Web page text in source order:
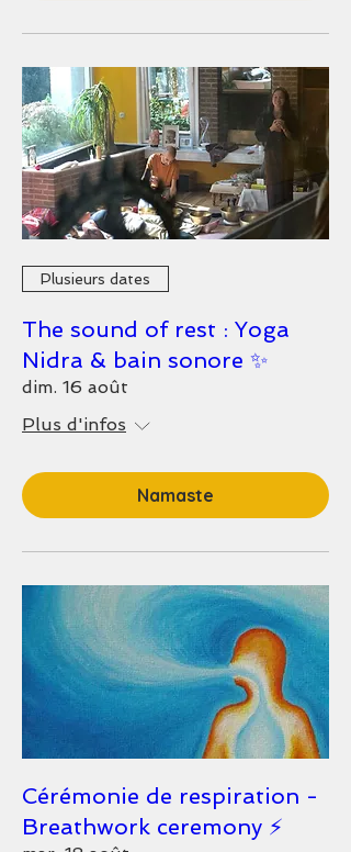
Plusieurs dates
The sound of rest : Yoga
Nidra & bain sonore ✨
dim. 16 août
Plus d'infos
Namaste
Cérémonie de respiration -
Breathwork ceremony ⚡️